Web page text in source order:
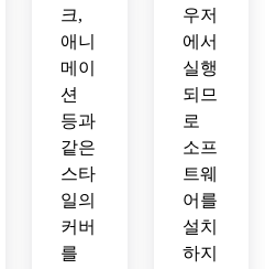
크,
애니
메이
션
등과
같은
스타
일의
커버
를
우저
에서
실행
되므
로
소프
트웨
어를
설치
하지